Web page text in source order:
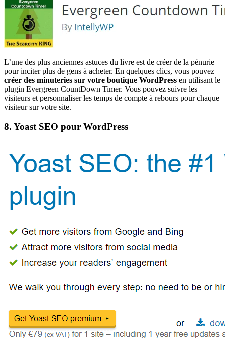
L’une des plus anciennes astuces du livre est de créer de la pénurie
pour inciter plus de gens à acheter. En quelques clics, vous pouvez
créer des minuteries sur votre boutique WordPress en utilisant le
plugin Evergreen CountDown Timer. Vous pouvez suivre les
visiteurs et personnaliser les temps de compte à rebours pour chaque
visiteur sur votre site.
8. Yoast SEO pour WordPress